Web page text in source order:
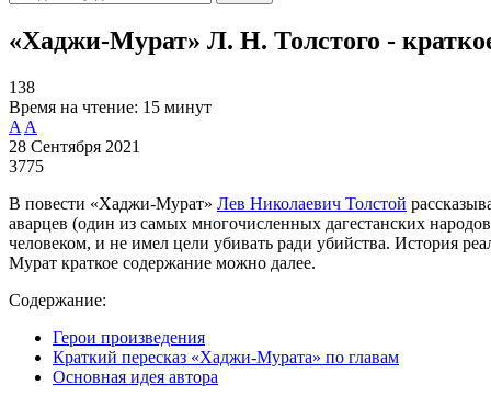
«Хаджи-Мурат» Л. Н. Толстого -
138
Время на чтение: 15 минут
A A
28 Сентября 2021
3775
В повести «Хаджи-Мурат» Лев Николаевич Толстой
аварцев (один из самых многочисленных дагестанских
человеком, и не имел цели убивать ради убийства. История
Мурат краткое содержание можно далее.
Содержание:
Герои произведения
Краткий пересказ «Хаджи-Мурата» по главам
Основная идея автора